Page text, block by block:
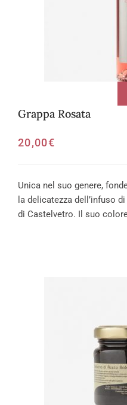
Grappa Rosata
20,00€
Unica nel suo genere,
la delicatezza dell’infuso
di Castelvetro. Il suo